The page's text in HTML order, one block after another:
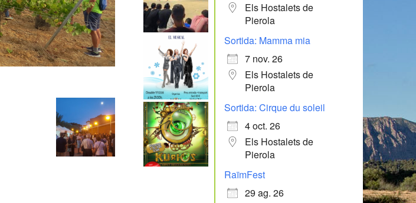
Els Hostalets de
Pierola
Sortida: Mamma mia
7 nov. 26
Els Hostalets de
Pierola
Sortida: Cirque du soleil
4 oct. 26
Els Hostalets de
Pierola
RaïmFest
29 ag. 26